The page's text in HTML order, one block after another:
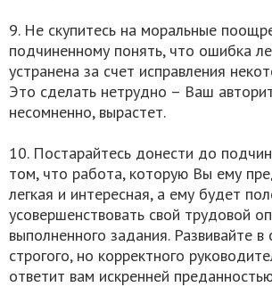
9. Не скупитесь на моральные
подчиненному понять, что ошибка
устранена за счет исправления
Это сделать нетрудно – Ваш
несомненно, вырастет.
10. Постарайтесь донести до
том, что работа, которую Вы ему
легкая и интересная, а ему будет
усовершенствовать свой трудовой
выполненного задания. Развивайте в
строгого, но корректного
ответит вам искренней